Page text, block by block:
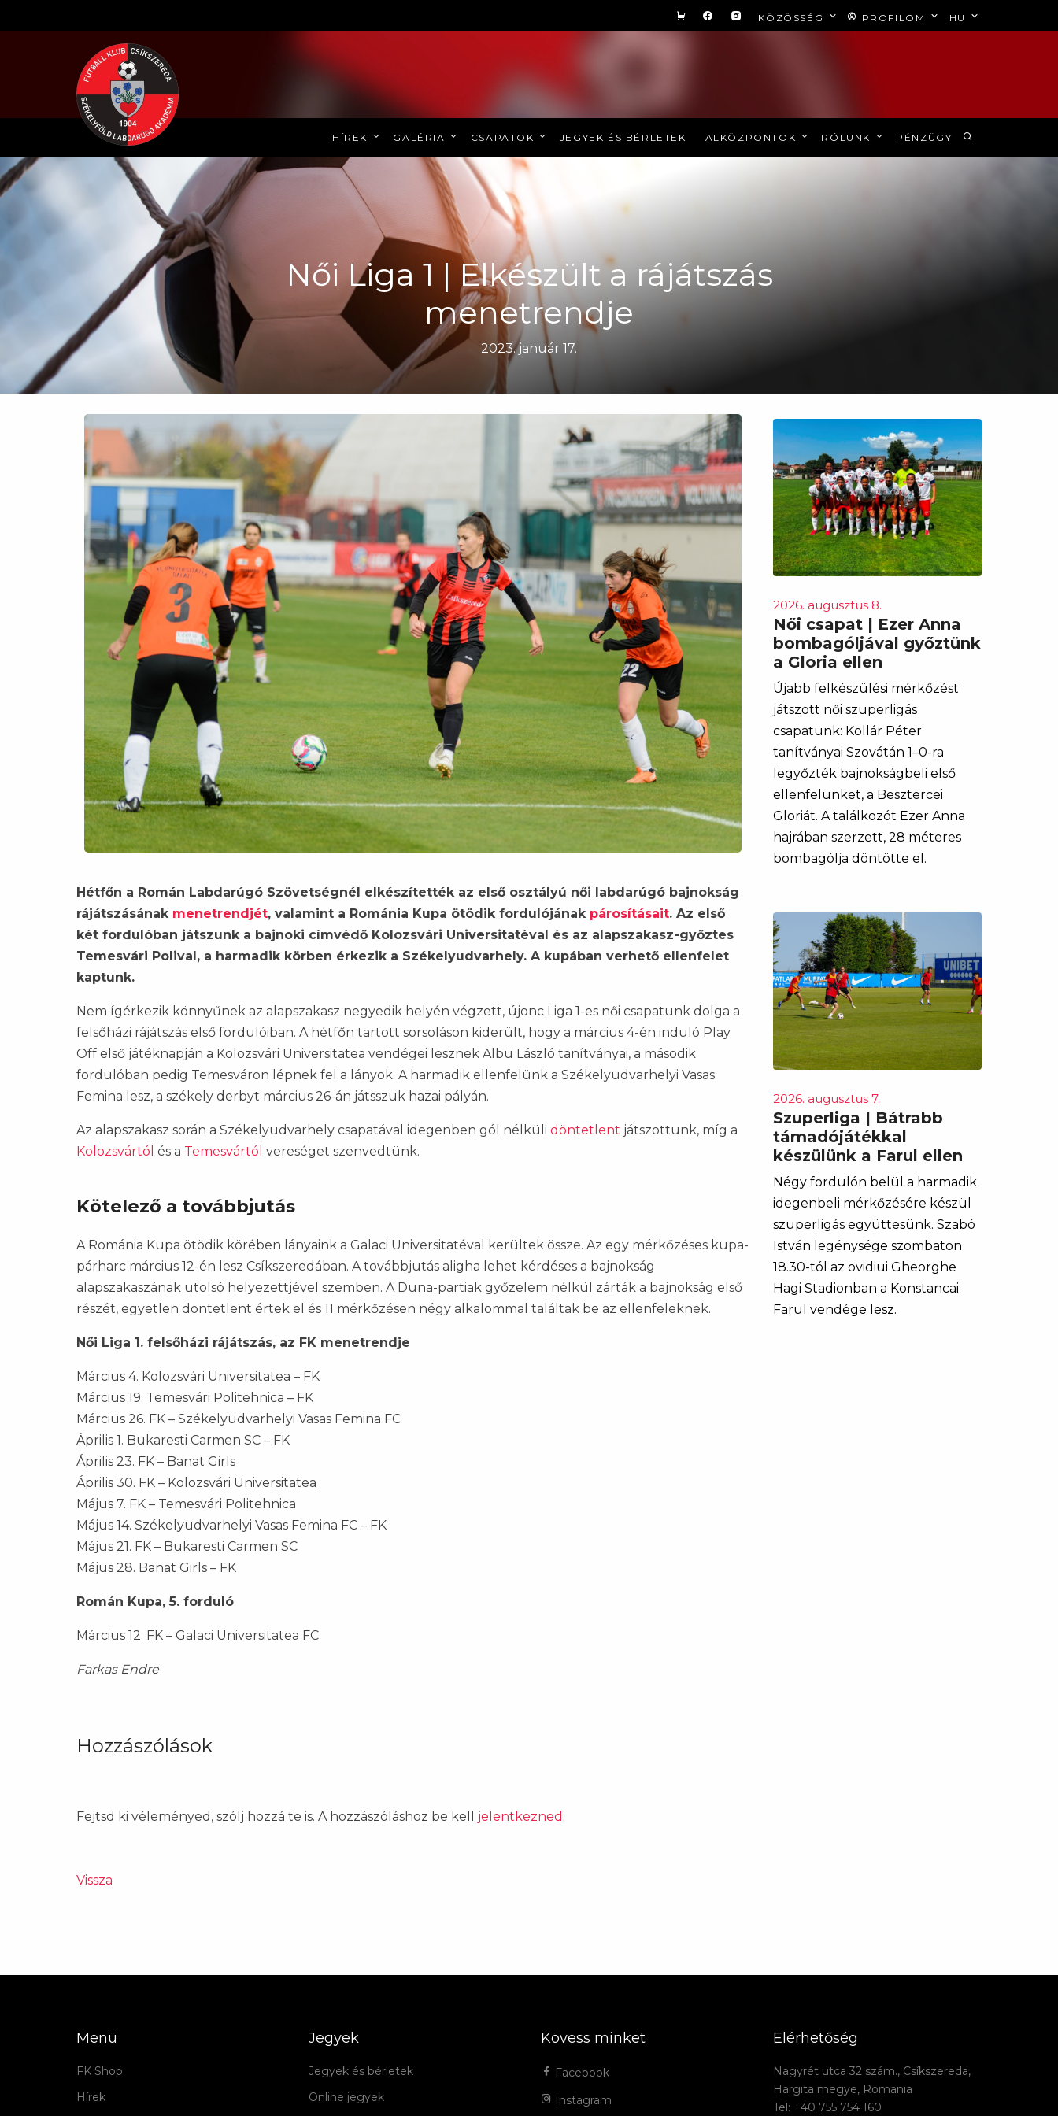
KÖZÖSSÉG PROFILOM HU
HÍREK GALÉRIA CSAPATOK JEGYEK ÉS BÉRLETEK ALKÖZPONTOK RÓLUNK PÉNZÜGY
Női Liga 1 | Elkészült a rájátszás
menetrendje
2023. január 17.
Hétfőn a Román Labdarúgó Szövetségnél elkészítették az első osztályú női labdarúgó bajnokság
rájátszásának menetrendjét, valamint a Románia Kupa ötödik fordulójának párosításait. Az első
két fordulóban játszunk a bajnoki címvédő Kolozsvári Universitatéval és az alapszakasz-győztes
Temesvári Polival, a harmadik körben érkezik a Székelyudvarhely. A kupában verhető ellenfelet
kaptunk.
Nem ígérkezik könnyűnek az alapszakasz negyedik helyén végzett, újonc Liga 1-es női csapatunk dolga a
felsőházi rájátszás első fordulóiban. A hétfőn tartott sorsoláson kiderült, hogy a március 4-én induló Play
Off első játéknapján a Kolozsvári Universitatea vendégei lesznek Albu László tanítványai, a második
fordulóban pedig Temesváron lépnek fel a lányok. A harmadik ellenfelünk a Székelyudvarhelyi Vasas
Femina lesz, a székely derbyt március 26-án játsszuk hazai pályán.
Az alapszakasz során a Székelyudvarhely csapatával idegenben gól nélküli döntetlent játszottunk, míg a
Kolozsvártól és a Temesvártól vereséget szenvedtünk.
Kötelező a továbbjutás
A Románia Kupa ötödik körében lányaink a Galaci Universitatéval kerültek össze. Az egy mérkőzéses kupa-
párharc március 12-én lesz Csíkszeredában. A továbbjutás aligha lehet kérdéses a bajnokság
alapszakaszának utolsó helyezettjével szemben. A Duna-partiak győzelem nélkül zárták a bajnokság első
részét, egyetlen döntetlent értek el és 11 mérkőzésen négy alkalommal találtak be az ellenfeleknek.
Női Liga 1. felsőházi rájátszás, az FK menetrendje
Március 4. Kolozsvári Universitatea – FK
Március 19. Temesvári Politehnica – FK
Március 26. FK – Székelyudvarhelyi Vasas Femina FC
Április 1. Bukaresti Carmen SC – FK
Április 23. FK – Banat Girls
Április 30. FK – Kolozsvári Universitatea
Május 7. FK – Temesvári Politehnica
Május 14. Székelyudvarhelyi Vasas Femina FC – FK
Május 21. FK – Bukaresti Carmen SC
Május 28. Banat Girls – FK
Román Kupa, 5. forduló
Március 12. FK – Galaci Universitatea FC
Farkas Endre
2026. augusztus 8.
Női csapat | Ezer Anna
bombagóljával győztünk
a Gloria ellen
Újabb felkészülési mérkőzést
játszott női szuperligás
csapatunk: Kollár Péter
tanítványai Szovátán 1–0-ra
legyőzték bajnokságbeli első
ellenfelünket, a Besztercei
Gloriát. A találkozót Ezer Anna
hajrában szerzett, 28 méteres
bombagólja döntötte el.
2026. augusztus 7.
Szuperliga | Bátrabb
támadójátékkal
készülünk a Farul ellen
Négy fordulón belül a harmadik
idegenbeli mérkőzésére készül
szuperligás együttesünk. Szabó
István legénysége szombaton
18.30-tól az ovidiui Gheorghe
Hagi Stadionban a Konstancai
Farul vendége lesz.
Hozzászólások
Fejtsd ki véleményed, szólj hozzá te is. A hozzászóláshoz be kell jelentkezned .
Vissza
Menü
FK Shop
Hírek
Jegyek
Jegyek és bérletek
Online jegyek
Kövess minket
Facebook
Instagram
Elérhetőség
Nagyrét utca 32 szám., Csíkszereda,
Hargita megye, Romania
Tel: +40 755 754 160